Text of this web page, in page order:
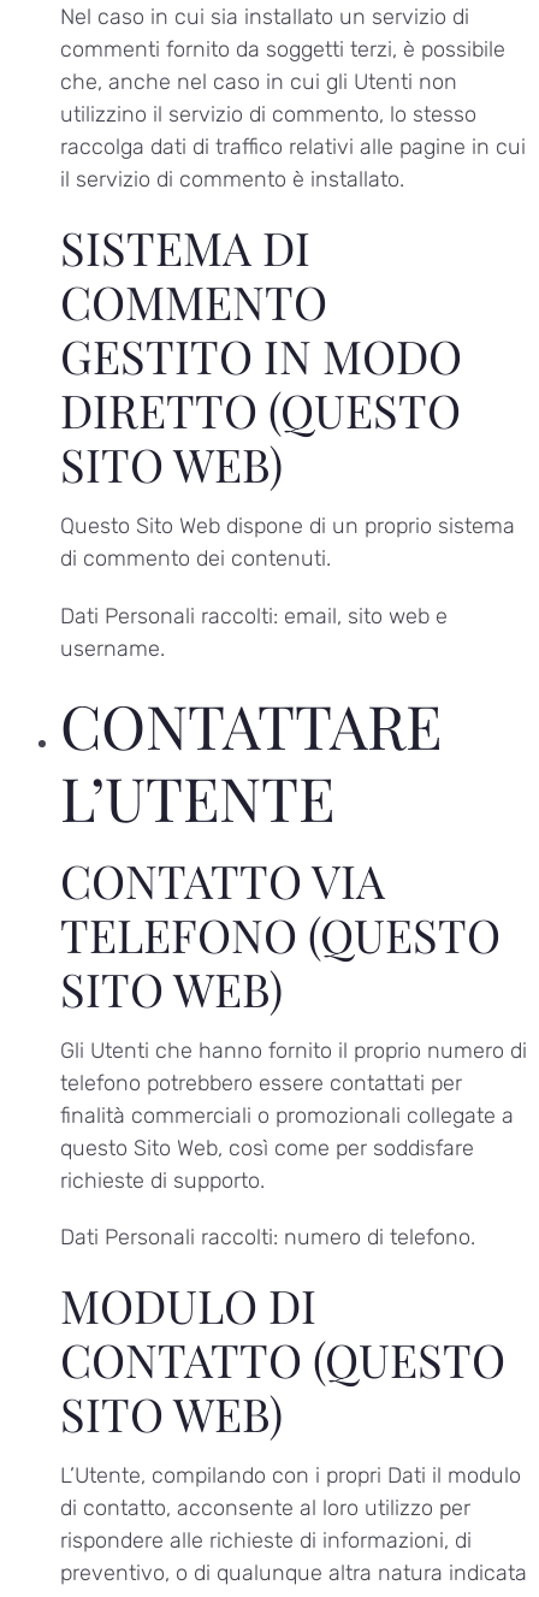
Nel caso in cui sia installato un servizio di
commenti fornito da soggetti terzi, è possibile
che, anche nel caso in cui gli Utenti non
utilizzino il servizio di commento, lo stesso
raccolga dati di traffico relativi alle pagine in cui
il servizio di commento è installato.
SISTEMA DI
COMMENTO
GESTITO IN MODO
DIRETTO (QUESTO
SITO WEB)
Questo Sito Web dispone di un proprio sistema
di commento dei contenuti.
Dati Personali raccolti: email, sito web e
username.
CONTATTARE
L’UTENTE
CONTATTO VIA
TELEFONO (QUESTO
SITO WEB)
Gli Utenti che hanno fornito il proprio numero di
telefono potrebbero essere contattati per
finalità commerciali o promozionali collegate a
questo Sito Web, così come per soddisfare
richieste di supporto.
Dati Personali raccolti: numero di telefono.
MODULO DI
CONTATTO (QUESTO
SITO WEB)
L’Utente, compilando con i propri Dati il modulo
di contatto, acconsente al loro utilizzo per
rispondere alle richieste di informazioni, di
preventivo, o di qualunque altra natura indicata